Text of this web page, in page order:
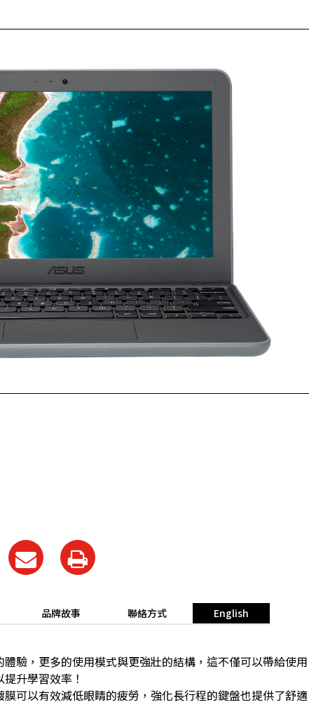
品牌故事 聯絡方式 English
驗，更多的使用模式與更強壯的結構，這不僅可以帶給使用
升學習效率！
可以有效減低眼睛的疲勞，強化長行程的鍵盤也提供了舒適